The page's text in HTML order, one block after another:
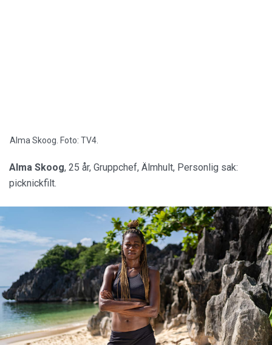
Alma Skoog. Foto: TV4.
Alma Skoog, 25 år, Gruppchef, Älmhult, Personlig sak:
picknickfilt.